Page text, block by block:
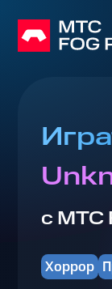
с МТС
Хоррор